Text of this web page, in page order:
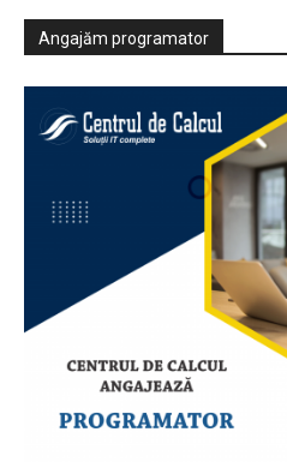
Angajăm programator